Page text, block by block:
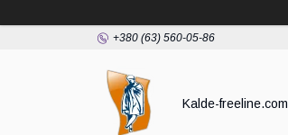
+380 (63) 560-05-86
Kalde-freeline.com